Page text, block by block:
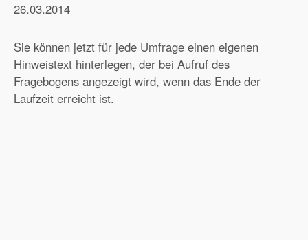
26.03.2014
Sie können jetzt für jede Umfrage einen eigenen
Hinweistext hinterlegen, der bei Aufruf des
Fragebogens angezeigt wird, wenn das Ende der
Laufzeit erreicht ist.